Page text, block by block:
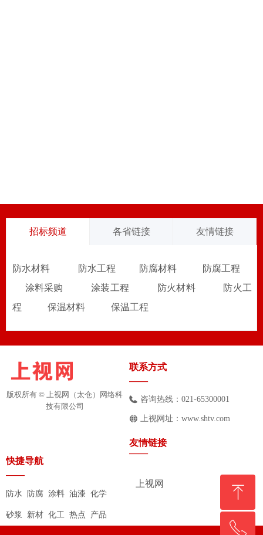
版权所有 © 上视网（太仓）网络科
技有限公司
联系方式
——
咨询热线：021-65300001
上视网址：www.shtv.com
快捷导航
——
防水 防腐 涂料 油漆 化学
砂浆 新材 化工 热点 产品
友情链接
——
上视网
招标频道 各省链接 友情链接
防水材料 防水工程 防腐材料
防腐工程
涂料采购
涂装工程 防火材料
防火工
程
保温材料 保温工程
ꁸ
回到顶部
ꂅ